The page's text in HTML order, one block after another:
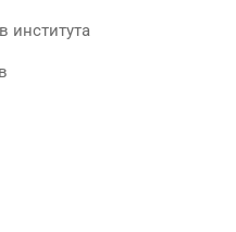
института